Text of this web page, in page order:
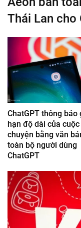
Thái Lan cho
ChatGPT thông báo
hạn độ dài của
chuyện bằng văn
toàn bộ người dùng
ChatGPT